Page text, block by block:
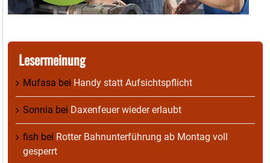
Lesermeinung
Mufasa bei Handy statt Aufsichtspflicht
Sonnia bei Daxenfeuer wieder erlaubt
fish bei Rotter Bahnunterführung ab Montag voll
gesperrt